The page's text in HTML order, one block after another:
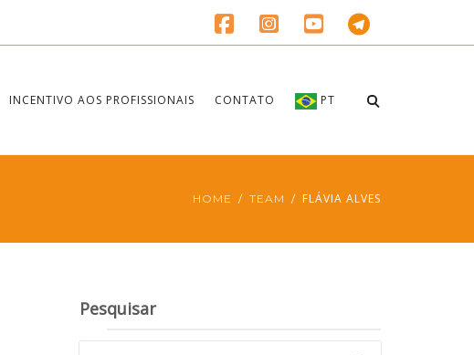
INCENTIVO AOS PROFISSIONAIS CONTATO PT
HOME TEAM FLÁVIA ALVES
Pesquisar